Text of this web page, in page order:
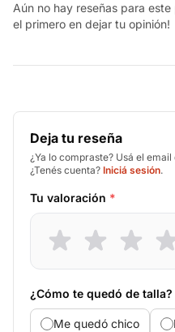
Aún no hay reseñas para
el primero en dejar tu opinión!
Deja tu reseña
¿Ya lo compraste? Usá el
¿Tenés cuenta? Iniciá sesión.
Tu valoración *
¿Cómo te quedó de talla?
Me quedó chico